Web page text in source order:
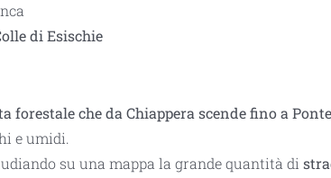
di Esischie
che da Chiappera scende fino a
e umidi.
su una mappa la grande quantità di